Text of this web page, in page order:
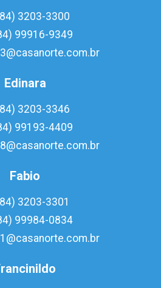
3203-3300
99916-9349
Edinara
3203-3346
99193-4409
Fabio
3203-3301
99984-0834